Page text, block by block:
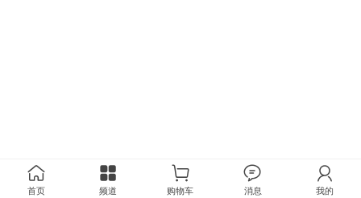
首页 频道 购物车 消息 我的